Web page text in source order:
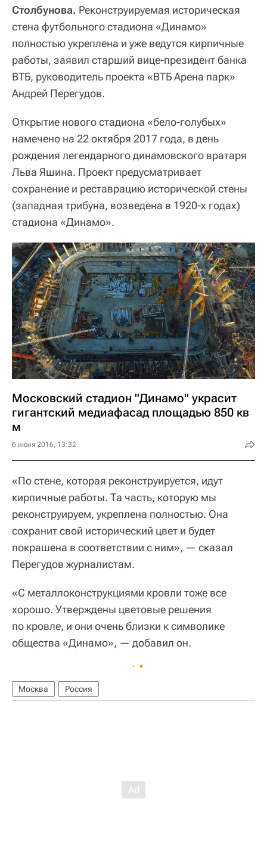
Столбунова. Реконструируемая историческая
стена футбольного стадиона «Динамо»
полностью укреплена и уже ведутся кирпичные
работы, заявил старший вице-президент банка
ВТБ, руководитель проекта «ВТБ Арена парк»
Андрей Перегудов.
Открытие нового стадиона «бело-голубых»
намечено на 22 октября 2017 года, в день
рождения легендарного динамовского вратаря
Льва Яшина. Проект предусматривает
сохранение и реставрацию исторической стены
(западная трибуна, возведена в 1920-х годах)
стадиона «Динамо».
Московский стадион "Динамо" украсит
гигантский медиафасад площадью 850 кв
м
6 июня 2016, 13:32
«По стене, которая реконструируется, идут
кирпичные работы. Та часть, которую мы
реконструируем, укреплена полностью. Она
сохранит свой исторический цвет и будет
покрашена в соответствии с ним», — сказал
Перегудов журналистам.
«С металлоконструкциями кровли тоже все
хорошо. Утверждены цветовые решения
по кровле, и они очень близки к символике
общества «Динамо», — добавил он.
Москва Россия